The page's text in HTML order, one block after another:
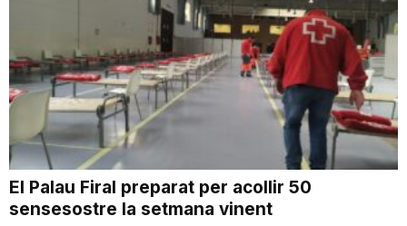
El Palau Firal preparat per acollir 50
sensesostre la setmana vinent